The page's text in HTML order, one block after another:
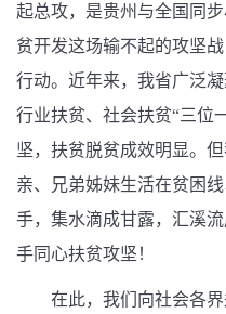
起总攻，是贵州与全国同
贫开发这场输不起的攻坚
行动。近年来，我省广泛
行业扶贫、社会扶贫“三位
坚，扶贫脱贫成效明显。
亲、兄弟姊妹生活在贫困
手，集水滴成甘露，汇溪
手同心扶贫攻坚！
在此，我们向社会各界